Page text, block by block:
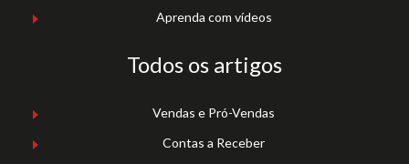
Aprenda com vídeos
Todos os artigos
Vendas e Pró-Vendas
Contas a Receber